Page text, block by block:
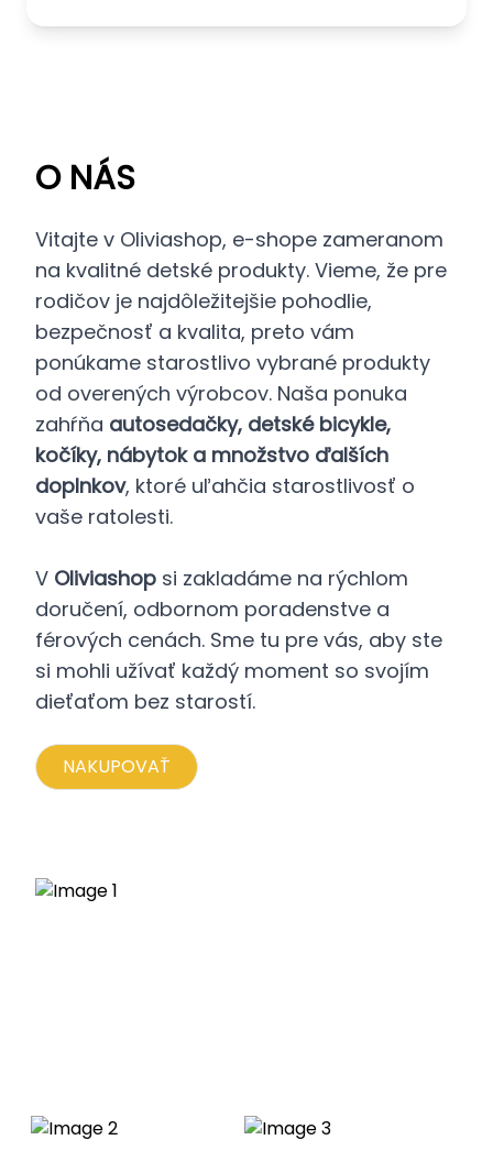
O NÁS
Vitajte v Oliviashop, e-shope zameranom
na kvalitné detské produkty. Vieme, že pre
rodičov je najdôležitejšie pohodlie,
bezpečnosť a kvalita, preto vám
ponúkame starostlivo vybrané produkty
od overených výrobcov. Naša ponuka
zahŕňa autosedačky, detské bicykle,
kočíky, nábytok a množstvo ďalších
doplnkov, ktoré uľahčia starostlivosť o
vaše ratolesti.
V Oliviashop si zakladáme na rýchlom
doručení, odbornom poradenstve a
férových cenách. Sme tu pre vás, aby ste
si mohli užívať každý moment so svojím
dieťaťom bez starostí.
NAKUPOVAŤ